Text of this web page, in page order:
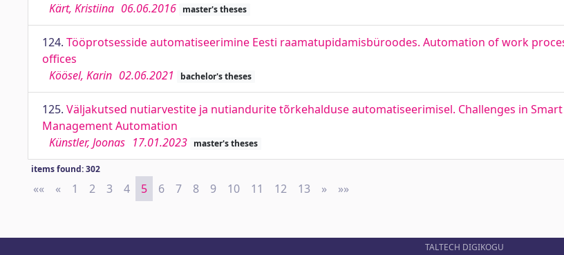
Kärt, Kristiina 06.06.2016 master's theses
124. Tööprotsesside automatiseerimine Eesti raamatupidamisbüroodes. Automation of work
offices
Köösel, Karin 02.06.2021 bachelor's theses
125. Väljakutsed nutiarvestite ja nutiandurite tõrkehalduse automatiseerimisel. Challenges in
Management Automation
Künstler, Joonas 17.01.2023 master's theses
items found: 302
«« First
« Previous
1 2 3 4 5 6 7 8 9 10 11 12 13 » Next
»»
TALTECH DIGIKOGU